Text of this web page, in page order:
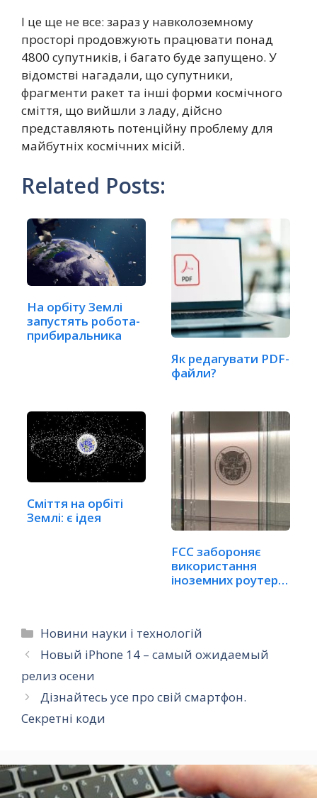
І це ще не все: зараз у навколоземному
просторі продовжують працювати понад
4800 супутників, і багато буде запущено. У
відомстві нагадали, що супутники,
фрагменти ракет та інші форми космічного
сміття, що вийшли з ладу, дійсно
представляють потенційну проблему для
майбутніх космічних місій.
Related Posts:
На орбіту Землі
запустять робота-
прибиральника
Як редагувати PDF-
файли?
Сміття на орбіті
Землі: є ідея
FCC забороняє
використання
іноземних роутерів
Категорії
Новини науки і технологій
Новый iPhone 14 – самый ожидаемый
релиз осени
Дізнайтесь усе про свій смартфон.
Секретні коди